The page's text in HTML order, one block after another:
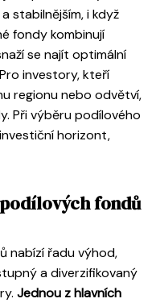
stabilnějším, i když
fondy kombinují
se najít optimální
investory, kteří
regionu nebo odvětví,
Při výběru podílového
horizont,
fondů
nabízí řadu výhod,
a diverzifikovaný
Jednou z hlavních